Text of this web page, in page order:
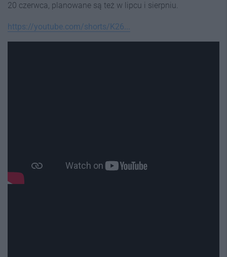
20 czerwca, planowane są też w lipcu i sierpniu.
https://youtube.com/shorts/K26...